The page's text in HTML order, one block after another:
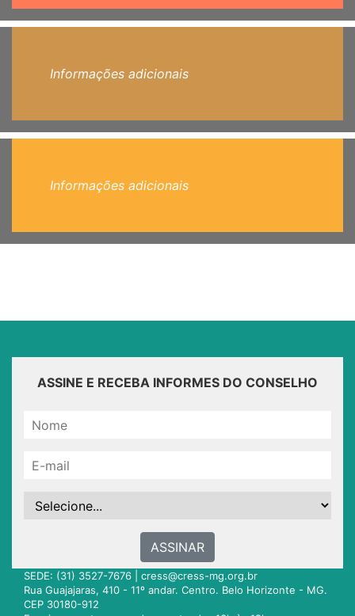
Informações adicionais
Informações adicionais
ASSINE E RECEBA INFORMES DO CONSELHO
ASSINAR
SEDE: (31) 3527-7676 | cress@cress-mg.org.br
Rua Guajajaras, 410 - 11º andar. Centro. Belo Horizonte - MG.
CEP 30180-912